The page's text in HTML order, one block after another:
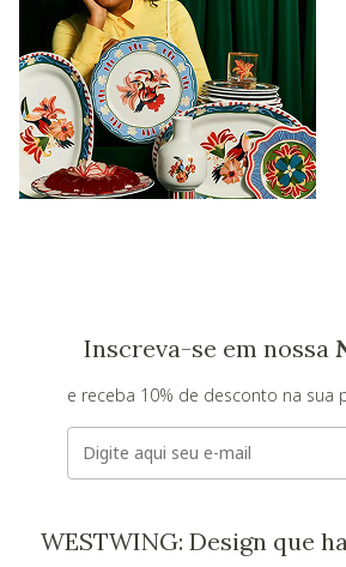
Inscreva-se em nossa
e receba 10% de desconto na sua
E-mail
WESTWING: Design que